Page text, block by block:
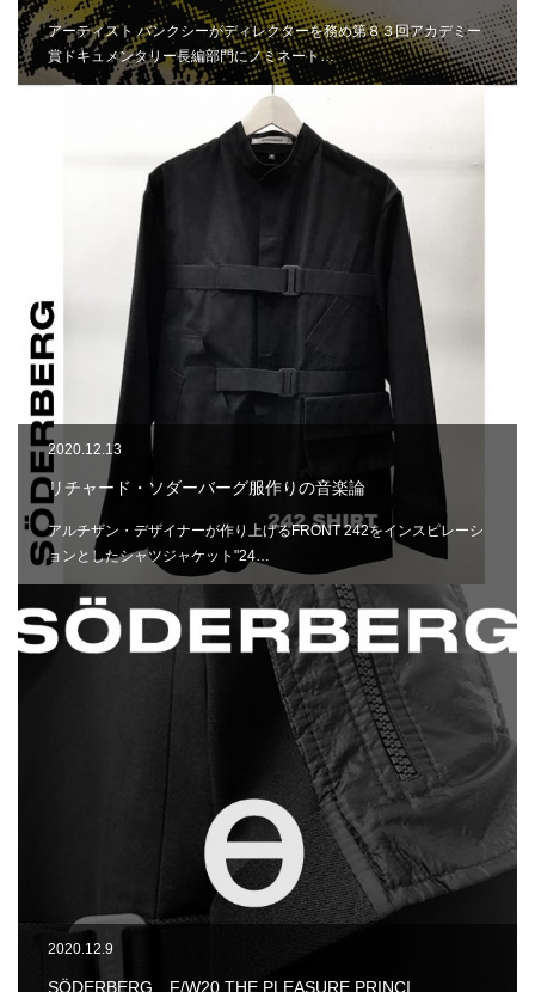
アーティスト バンクシーがディレクターを務め第８３回アカデミー
賞ドキュメンタリー長編部門にノミネート…
2020.12.13
リチャード・ソダーバーグ服作りの音楽論
アルチザン・デザイナーが作り上げるFRONT 242をインスピレーシ
ョンとしたシャツジャケット"24…
2020.12.9
SÖDERBERG F/W20 THE PLEASURE PRINCI…